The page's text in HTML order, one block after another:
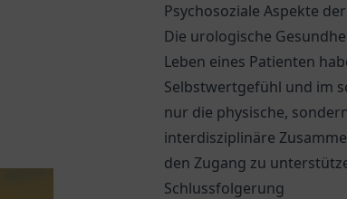
Psychosoziale Aspekte
Die urologische
Leben eines Patienten
Selbstwertgefühl und im
nur die physische,
interdisziplinäre
den Zugang zu
Schlussfolgerung